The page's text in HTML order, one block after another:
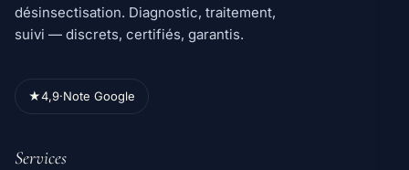
désinsectisation. Diagnostic, traitement,
suivi — discrets, certifiés, garantis.
★4,9·Note Google
Services